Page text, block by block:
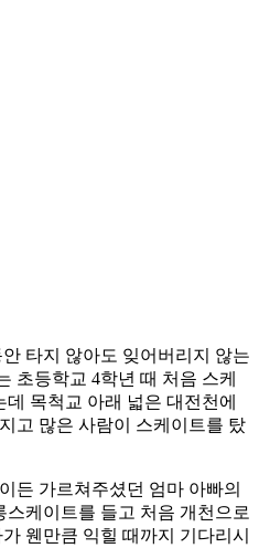
타지 않아도 잊어버리지 않는
초등학교 4학년 때 처음 스케
목척교 아래 넓은 대전천에
고 많은 사람이 스케이트를 탔
든 가르쳐주셨던 엄마 아빠의
케이트를 들고 처음 개천으로
웬만큼 익힐 때까지 기다리시